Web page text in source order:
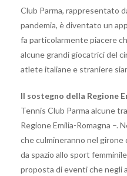
Club Parma, rappresentato
pandemia, è diventato un
fa particolarmente piacere
alcune grandi giocatrici del
atlete italiane e straniere
Il sostegno della Regione
Tennis Club Parma alcune
Regione Emilia-Romagna –.
che culmineranno nel girone
da spazio allo sport
proposta di eventi che negli